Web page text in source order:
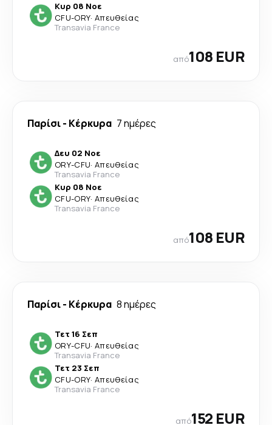
Κυρ 08 Νοε
CFU-ORY· Απευθείας
Transavia France
από108 EUR
Παρίσι- Κέρκυρα 7 ημέρες
Δευ 02 Νοε
ORY-CFU· Απευθείας
Transavia France
Κυρ 08 Νοε
CFU-ORY· Απευθείας
Transavia France
από108 EUR
Παρίσι- Κέρκυρα 8 ημέρες
Τετ 16 Σεπ
ORY-CFU· Απευθείας
Transavia France
Τετ 23 Σεπ
CFU-ORY· Απευθείας
Transavia France
από152 EUR